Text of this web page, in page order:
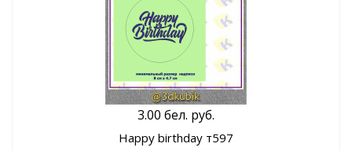
3.00 бел. руб.
Happy birthday т597